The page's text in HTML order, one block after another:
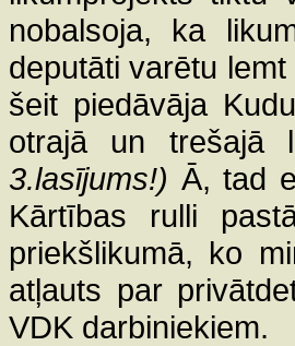
nobalsoja, ka
deputāti varētu
šeit piedāvāja
otrajā un trešajā
3.lasījums!) Ā, tad
Kārtības rulli
priekšlikumā, ko
atļauts par
VDK darbiniekiem.